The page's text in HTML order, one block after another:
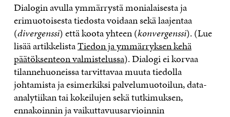
Dialogin avulla ymmärrystä monialaisesta ja
erimuotoisesta tiedosta voidaan sekä laajentaa
(divergenssi) että koota yhteen (konvergenssi). (Lue
lisää artikkelistaTiedon ja ymmärryksen kehä
päätöksenteon valmistelussa). Dialogi ei korvaa
tilannehuoneissa tarvittavaa muuta tiedolla
johtamista ja esimerkiksi palvelumuotoilun, data-
analytiikan tai kokeilujen sekä tutkimuksen,
ennakoinnin ja vaikuttavuusarvioinnin